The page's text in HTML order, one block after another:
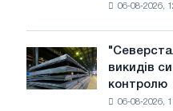
зростання
цін
крок
до
06-08-2026,
"Северсталь"
оснащує
джерела
викидів
контролю
06-08-2026,